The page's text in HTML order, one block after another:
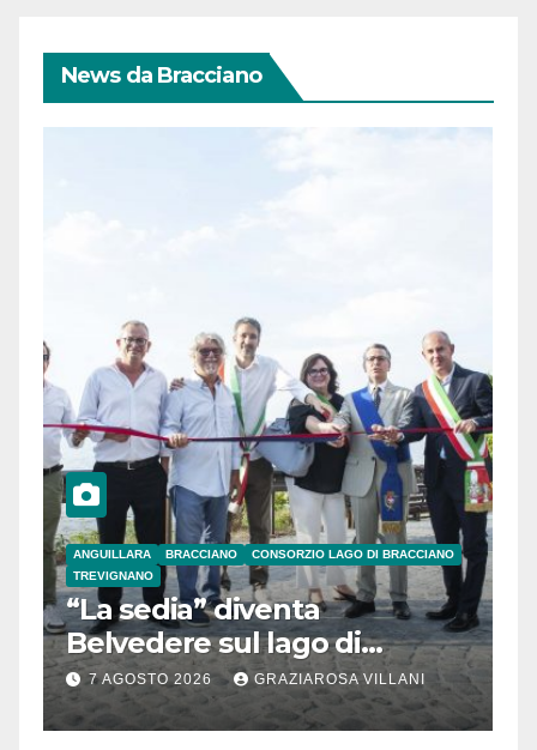
News da Bracciano
ANGUILLARA BRACCIANO
CONSORZIO LAGO DI BRACCIANO
TREVIGNANO
“La sedia” diventa
Belvedere sul lago di
Bracciano: ieri
l’inaugurazione
7 AGOSTO 2026 GRAZIAROSA VILLANI